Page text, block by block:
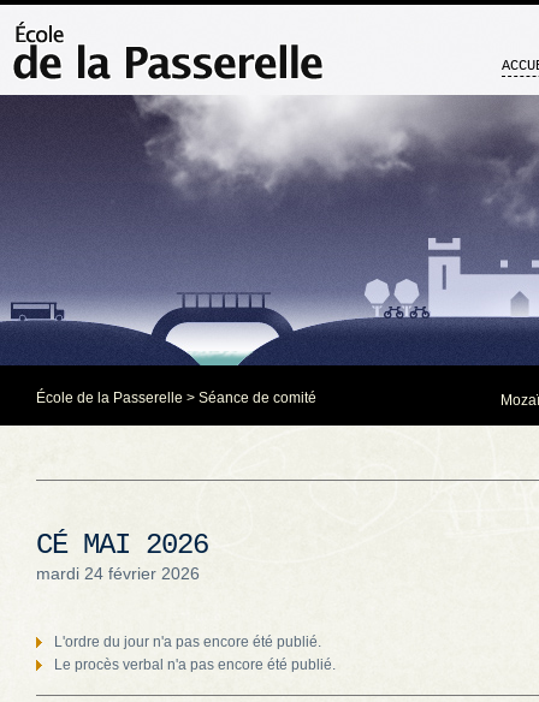
École de la Passerelle > Séance de comité
CÉ MAI 2026
mardi 24 février 2026
L'ordre du jour n'a pas encore été publié.
Le procès verbal n'a pas encore été publié.